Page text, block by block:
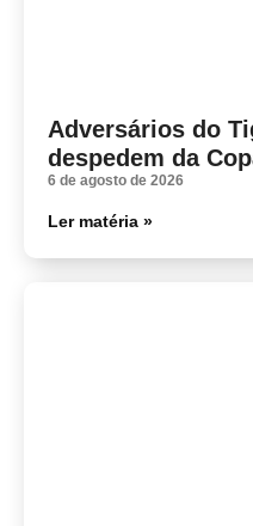
Adversários do
despedem da
6 de agosto de 2026
Ler matéria »